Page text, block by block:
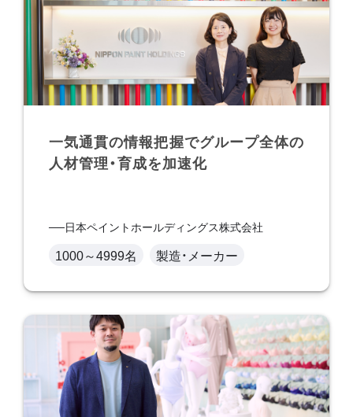
一気通貫の情報把握でグループ全体の
人材管理・育成を加速化
日本ペイントホールディングス株式会社
1000～4999名 製造・メーカー